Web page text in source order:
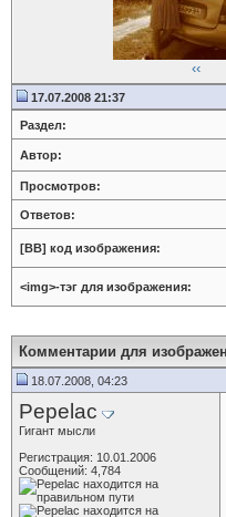
‹‹
17.07.2008 21:37
Раздел:
Автор:
Просмотров:
Ответов:
[BB] код изображения:
<img>-тэг для изображения:
Комментарии для
18.07.2008, 04:23
Pepelac
Гигант мысли
Регистрация: 10.01.2006
Сообщений: 4,784